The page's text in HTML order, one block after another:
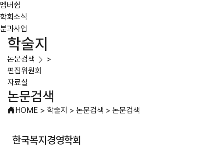
멤버쉽
학회소식
분과사업
학술지
논문검색
>
편집위원회
자료실
논문검색
HOME > 학술지 > 논문검색 > 논문검색